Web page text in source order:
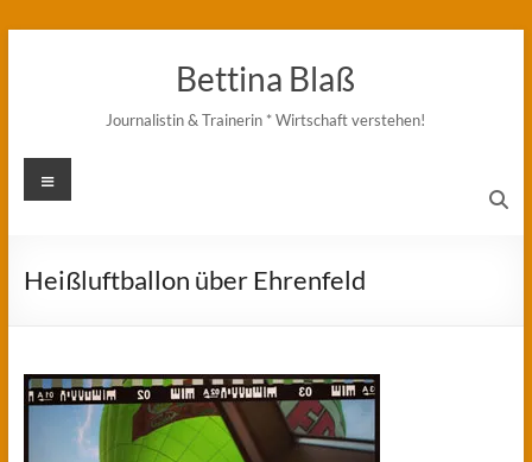
Bettina Blaß
Journalistin & Trainerin * Wirtschaft verstehen!
Menü
Heißluftballon über Ehrenfeld